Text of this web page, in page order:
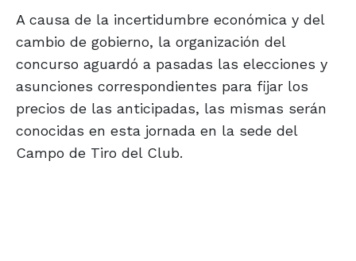
A causa de la incertidumbre económica y del
cambio de gobierno, la organización del
concurso aguardó a pasadas las elecciones y
asunciones correspondientes para fijar los
precios de las anticipadas, las mismas serán
conocidas en esta jornada en la sede del
Campo de Tiro del Club.